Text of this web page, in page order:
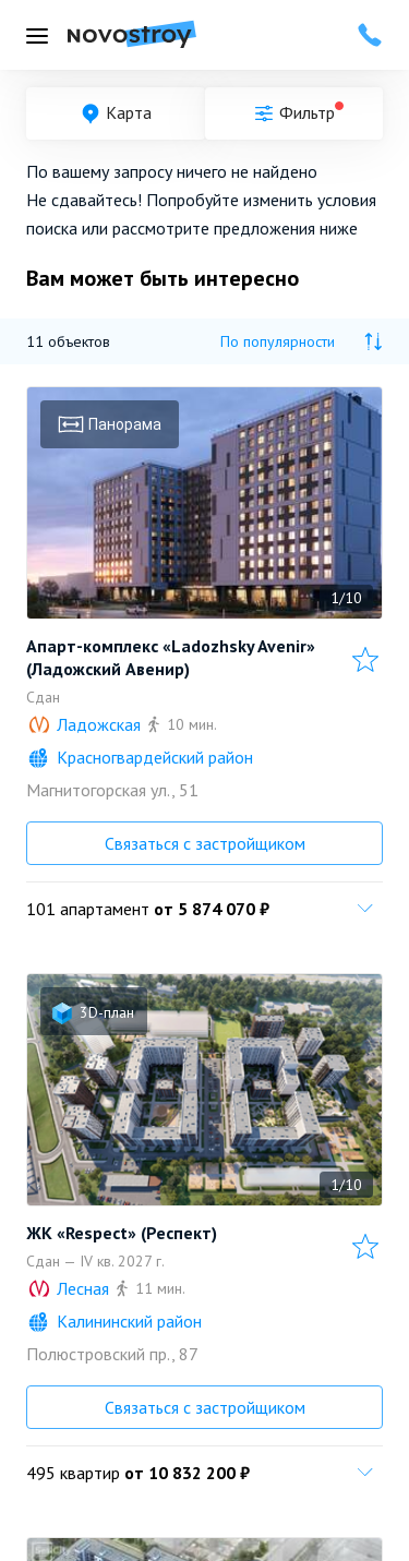
Меню
Карта Фильтр
По вашему запросу ничего не найдено
Не сдавайтесь! Попробуйте изменить условия
поиска или рассмотрите предложения ниже
Вам может быть интересно
11 объектов По популярности
Панорама
«Петербургская
компания»
1/10
Апарт-комплекс «Ladozhsky Avenir»
(Ладожский Авенир)
Сдан
Ладожская 10 мин.
Красногвардейский район
Магнитогорская ул., 51
Связаться с застройщиком
101 апартамент от 5 874 070 ₽
3D-план
«Петербургская
строительная
компания»
Застройщик
1/10
ЖК «Respect» (Респект)
Сдан — IV кв. 2027 г.
Лесная 11 мин.
Калининский район
Полюстровский пр., 87
Связаться с застройщиком
495 квартир от 10 832 200 ₽